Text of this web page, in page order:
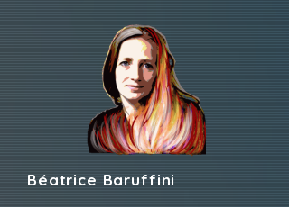
Béatrice Baruffini